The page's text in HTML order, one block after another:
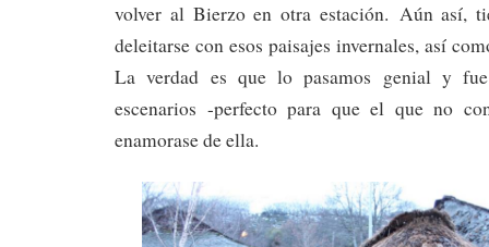
volver al Bierzo en otra estación. Aún así,
deleitarse con esos paisajes invernales, así
La verdad es que lo pasamos genial y
escenarios -perfecto para que el que no
enamorase de ella.